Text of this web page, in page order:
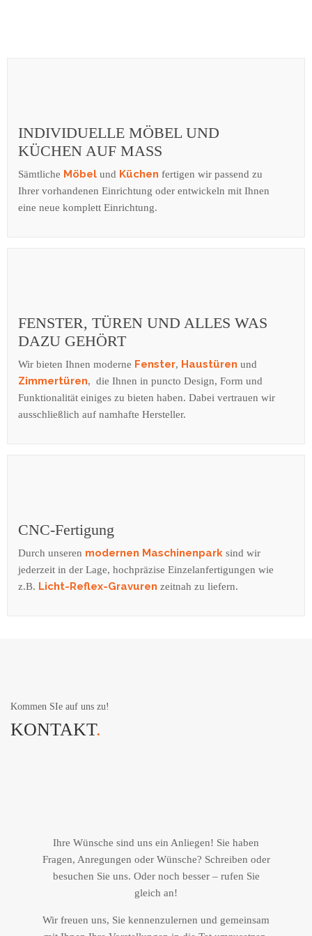
INDIVIDUELLE MÖBEL UND
KÜCHEN AUF MASS
Sämtliche Möbel und Küchen fertigen wir passend zu
Ihrer vorhandenen Einrichtung oder entwickeln mit Ihnen
eine neue komplett Einrichtung.
FENSTER, TÜREN UND ALLES WAS
DAZU GEHÖRT
Wir bieten Ihnen moderne Fenster, Haustüren und
Zimmertüren, die Ihnen in puncto Design, Form und
Funktionalität einiges zu bieten haben. Dabei vertrauen wir
ausschließlich auf namhafte Hersteller.
CNC-Fertigung
Durch unseren modernen Maschinenpark sind wir
jederzeit in der Lage, hochpräzise Einzelanfertigungen wie
z.B. Licht-Reflex-Gravuren zeitnah zu liefern.
Kommen SIe auf uns zu!
KONTAKT.
Ihre Wünsche sind uns ein Anliegen! Sie haben
Fragen, Anregungen oder Wünsche? Schreiben oder
besuchen Sie uns. Oder noch besser – rufen Sie
gleich an!
Wir freuen uns, Sie kennenzulernen und gemeinsam